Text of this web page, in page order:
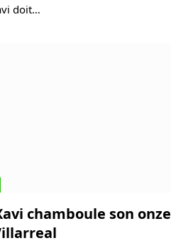
doit…
chamboule son onze